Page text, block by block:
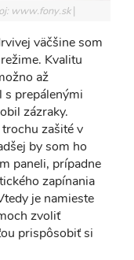
www.fony.sk
väčšine som
Kvalitu
až
s prepálenými
zázraky.
zašité v
by som ho
paneli, prípadne
zapínania
je namieste
zvoliť
prispôsobiť si